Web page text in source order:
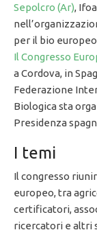
Sepolcro (Ar),
per il bio
Il Congresso
a Cordova, in
Federazione
Biologica sta
Presidenza
I temi
Il congresso
europeo, tra
certificatori,
ricercatori e altri